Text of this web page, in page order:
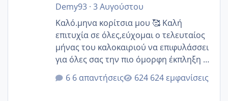
Demy93· 3 Αυγούστου
Καλό.μηνα κορίτσια μου 🥰 Καλή
επιτυχία σε όλες,εύχομαι ο τελευταίος
μήνας του καλοκαιριού να επιφυλάσσει
για όλες σας την πιο όμορφη έκπληξη 🧿
@Elk @Melikara86 @Παρασκευαιδου
@Zenia z @melitiniღ @Christi.D.
6 απαντήσεις 624 εμφανίσεις